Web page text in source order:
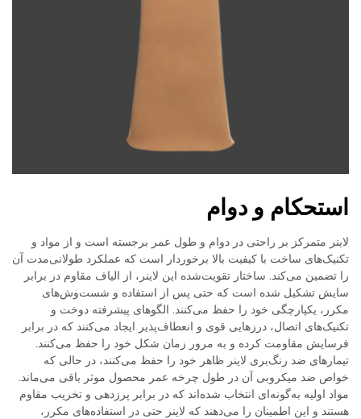
استحکام و دوام
لاینر متمرکز بر راحتی در دوام و طول عمر برجسته است و از مواد و
تکنیک‌های ساخت با کیفیت بالا برخوردار است که عملکرد طولانی‌مدت آن
را تضمین می‌کند. ساختار تقویت‌شده این لاینر، از الیاف مقاوم در برابر
سایش تشکیل شده است که حتی پس از استفاده و شست‌وش‌های
مکرر، یکپارچگی خود را حفظ می‌کنند. الگوهای پیشرفته دوخت و
تکنیک‌های اتصال، درزهایی قوی و انعطاف‌پذیر ایجاد می‌کنند که در برابر
فرسایش مقاومت کرده و به مرور زمان شکل خود را حفظ می‌کنند.
تیمارهای ضد رنگ‌بری لاینر ظاهر خود را حفظ می‌کنند، در حالی که
خواص ضد میکروبی آن در طول چرخه عمر محصول موثر باقی می‌ماند.
مواد اولیه به‌گونه‌ای انتخاب شده‌اند که در برابر پرزدهی و تخریب مقاوم
هستند و این اطمینان را می‌دهند که لاینر حتی در استفاده‌های مکرر،